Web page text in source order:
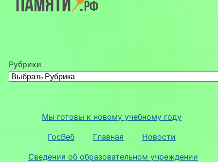
Рубрики
Мы готовы к новому учебному году
ГосВеб Главная Новости
Сведения об образовательном учреждении